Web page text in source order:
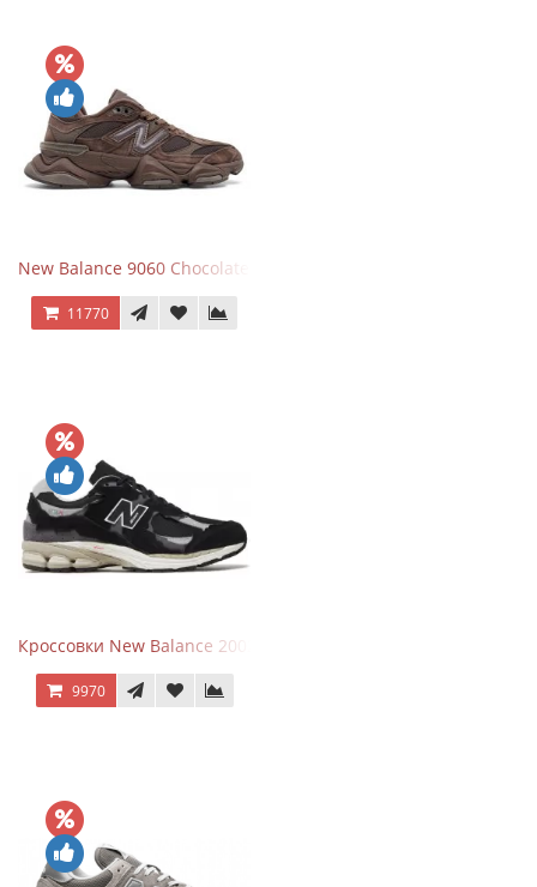
New Balance 9060 Chocolate Brown
11770
Кроссовки New Balance 2002R Protection Pack Black Grey
9970